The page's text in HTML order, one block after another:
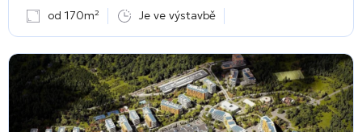
od 170m² Je ve výstavbě